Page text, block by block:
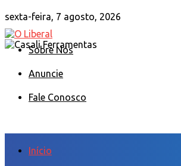
sexta-feira, 7 agosto, 2026
Sobre Nós
Anuncie
Fale Conosco
Início